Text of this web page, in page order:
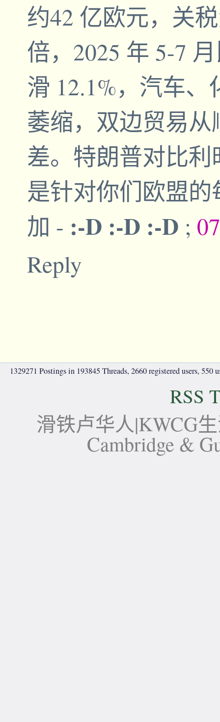
约42 亿欧元，关
倍，2025 年 5-7
滑 12.1%，汽车
萎缩，双边贸易
差。特朗普对比
是针对你们欧盟
加 - :-D :-D :-D ;
Reply
1329271 Postings in 193845 Threads, 2660 registered users, 550
RSS
滑铁卢华人|KWCG
Cambridge &